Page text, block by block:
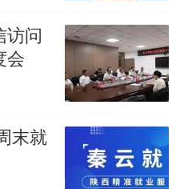
访问
会
末就